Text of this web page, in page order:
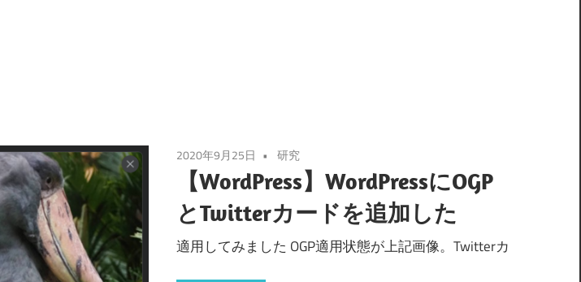
2020年9月25日 研究
【WordPress】WordPressにOGP
とTwitterカードを追加した
適用してみました OGP適用状態が上記画像。Twitterカ